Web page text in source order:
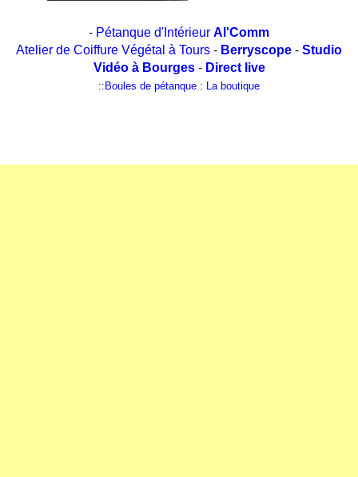
- Pétanque d'Intérieur Al'Comm
Atelier de Coiffure Végétal à Tours - Berryscope - Studio
Vidéo à Bourges- Direct live
:: Boules de pétanque : La boutique